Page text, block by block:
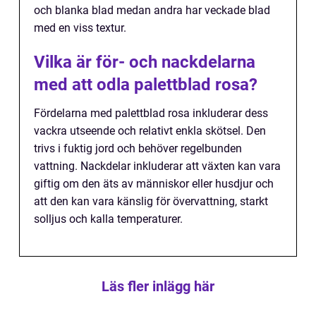
och blanka blad medan andra har veckade blad
med en viss textur.
Vilka är för- och nackdelarna
med att odla palettblad rosa?
Fördelarna med palettblad rosa inkluderar dess
vackra utseende och relativt enkla skötsel. Den
trivs i fuktig jord och behöver regelbunden
vattning. Nackdelar inkluderar att växten kan vara
giftig om den äts av människor eller husdjur och
att den kan vara känslig för övervattning, starkt
solljus och kalla temperaturer.
Läs fler inlägg här